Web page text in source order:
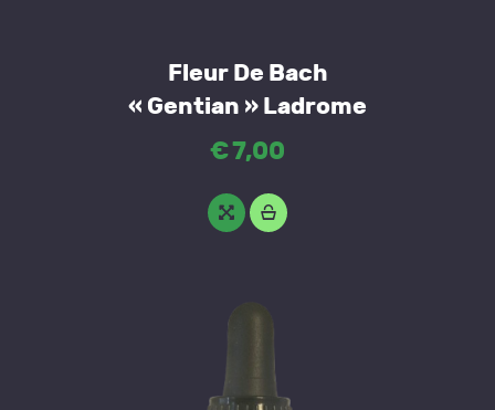
Fleur De Bach
« Gentian » Ladrome
€7,00